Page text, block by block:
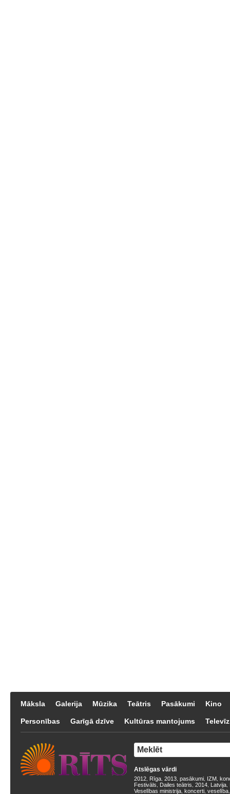
Māksla Galerija Mūzika Teātris Pasākumi Kino
Personības Garīgā dzīve Kultūras mantojums
Atslēgas vārdi
2012 Rīga 2013 pasākumi IZM
Festivāls
Dailes teātris 2014 Latvija
Veselības ministrija koncerti veselība